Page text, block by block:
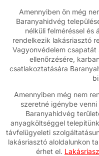
Amennyiben ön még
Baranyahidvég
nélküli felméréssel és
rendelkezik lakásriasztó
Vagyonvédelem
ellenőrzésére,
csatlakoztatására
Amennyiben még nem
szeretné igénybe
Baranyahidvég
anyagköltséggel
távfelügyeleti
lakásriasztó aloldalunkon
érhet el.